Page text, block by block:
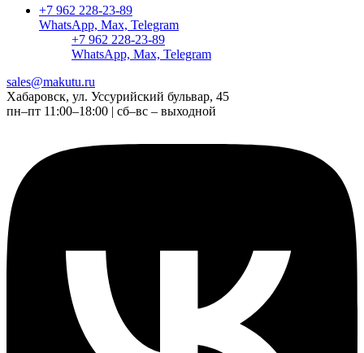
+7 962 228-23-89
WhatsApp, Max, Telegram
+7 962 228-23-89
WhatsApp, Max, Telegram
sales@makutu.ru
Хабаровск, ул. Уссурийский бульвар, 45
пн–пт 11:00–18:00 | сб–вс – выходной